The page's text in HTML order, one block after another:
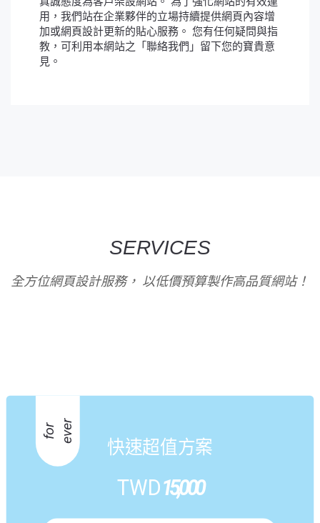
用，我們站在企業夥伴的立場持續提供網頁內容增
加或網頁設計更新的貼心服務。 您有任何疑問與指
教，可利用本網站之「聯絡我們」留下您的寶貴意
見。
SERVICES
全方位網頁設計服務， 以低價預算製作高品質網站！
快速超值方案
TWD15,000
f
o
r
e
v
e r